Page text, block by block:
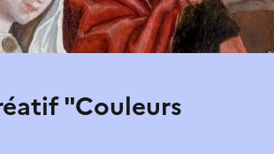
"Couleurs